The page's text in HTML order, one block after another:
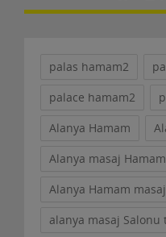
Alanya Pizza Hut
palas hamam2
palace hamam2
Alanya Hamam
Alanya masaj Hamam
Alanya Hamam
alanya masaj Salonu